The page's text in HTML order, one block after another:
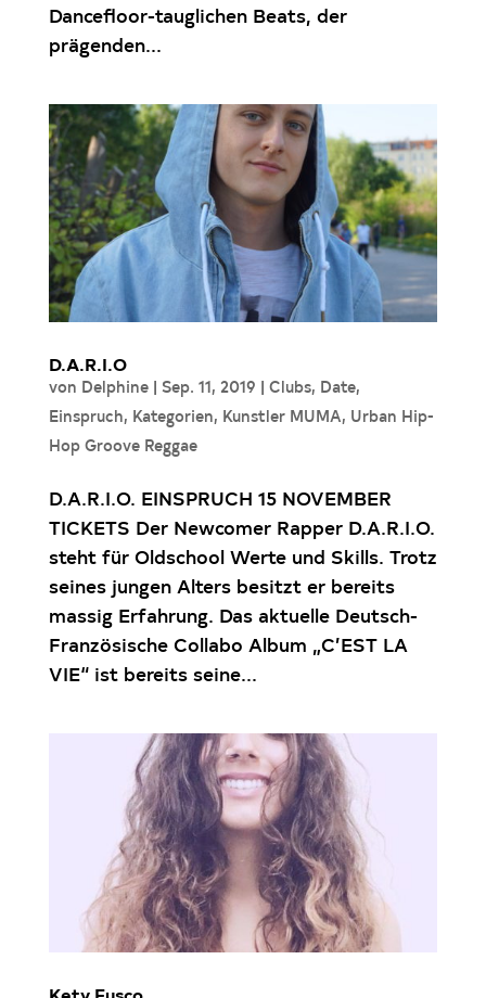
Dancefloor-tauglichen Beats, der
prägenden...
D.A.R.I.O
von Delphine| Sep. 11, 2019 | Clubs, Date,
Einspruch, Kategorien, Kunstler MUMA, Urban Hip-
Hop Groove Reggae
D.A.R.I.O. EINSPRUCH 15 NOVEMBER
TICKETS Der Newcomer Rapper D.A.R.I.O.
steht für Oldschool Werte und Skills. Trotz
seines jungen Alters besitzt er bereits
massig Erfahrung. Das aktuelle Deutsch-
Französische Collabo Album „C’EST LA
VIE“ ist bereits seine...